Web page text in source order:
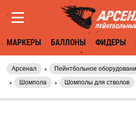
МАРКЕРЫ БАЛЛОНЫ ФИДЕРЫ
Арсенал Пейнтбольное
Шомпола
Шомполы для стволов